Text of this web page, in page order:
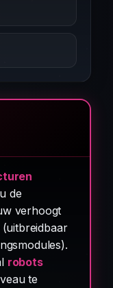
de
verhoogt
robots
te